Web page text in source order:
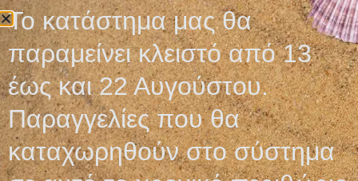
5,20€
Επιλογή
BOSCH
5,80€
Επιλογή
Το κατάστημα μας θα
παραμείνει κλειστό από 13
έως και 22 Αυγούστου.
Παραγγελίες που θα
καταχωρηθούν στο σύστημα